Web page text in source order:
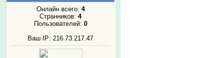
Онлайн всего: 4
Странников: 4
Пользователей: 0
Ваш IP: 216.73.217.47